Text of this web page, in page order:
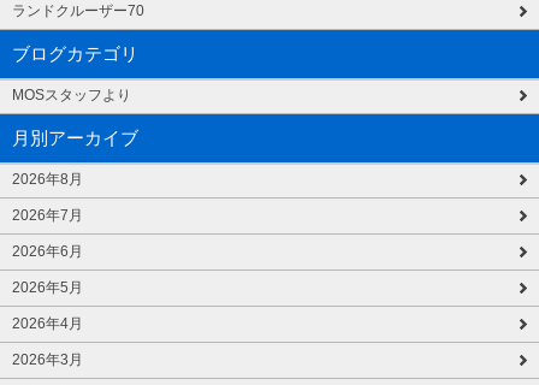
ランドクルーザー70
ブログカテゴリ
MOSスタッフより
月別アーカイブ
2026年8月
2026年7月
2026年6月
2026年5月
2026年4月
2026年3月